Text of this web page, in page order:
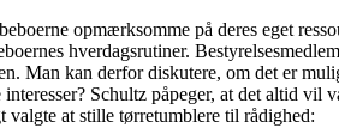
opmærksomme på deres eget
hverdagsrutiner.
Man kan derfor diskutere, om det er
Schultz påpeger, at det altid vil
at stille tørretumblere til rådighed: